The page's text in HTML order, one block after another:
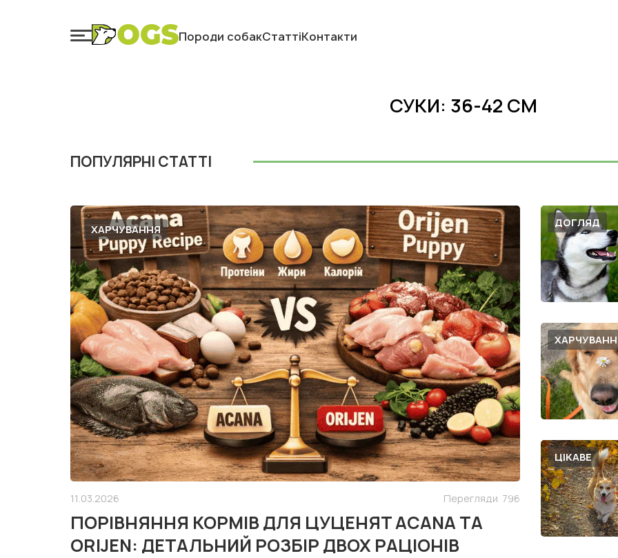
Породи собакСтаттіКонтакти
СУКИ: 36-42 СМ
ПОПУЛЯРНІ СТАТТІ
ХАРЧУВАННЯ
11.03.2026 Перегляди 796
ПОРІВНЯННЯ КОРМІВ ДЛЯ ЦУЦЕНЯТ ACANA ТА
ORIJEN: ДЕТАЛЬНИЙ РОЗБІР ДВОХ РАЦІОНІВ
ДОГЛЯД
ЦІКАВЕ